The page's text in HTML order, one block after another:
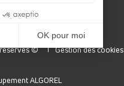
© Gestion des cookies
ALGOREL